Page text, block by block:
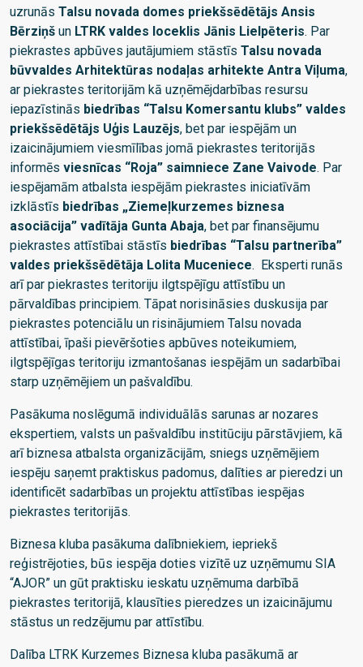
uzrunās Talsu novada domes priekšsēdētājs Ansis
Bērziņš un LTRK valdes loceklis Jānis Lielpēteris. Par
piekrastes apbūves jautājumiem stāstīs Talsu novada
būvvaldes Arhitektūras nodaļas arhitekte Antra Viļuma,
ar piekrastes teritorijām kā uzņēmējdarbības resursu
iepazīstinās biedrības “Talsu Komersantu klubs” valdes
priekšsēdētājs Uģis Lauzējs, bet par iespējām un
izaicinājumiem viesmīlības jomā piekrastes teritorijās
informēs viesnīcas “Roja” saimniece Zane Vaivode. Par
iespējamām atbalsta iespējām piekrastes iniciatīvām
izklāstīs biedrības „Ziemeļkurzemes biznesa
asociācija” vadītāja Gunta Abaja, bet par finansējumu
piekrastes attīstībai stāstīs biedrības “Talsu partnerība”
valdes priekšsēdētāja Lolita Muceniece. Eksperti runās
arī par piekrastes teritoriju ilgtspējīgu attīstību un
pārvaldības principiem. Tāpat norisināsies duskusija par
piekrastes potenciālu un risinājumiem Talsu novada
attīstībai, īpaši pievēršoties apbūves noteikumiem,
ilgtspējīgas teritoriju izmantošanas iespējām un sadarbībai
starp uzņēmējiem un pašvaldību.
Pasākuma noslēgumā individuālās sarunas ar nozares
ekspertiem, valsts un pašvaldību institūciju pārstāvjiem, kā
arī biznesa atbalsta organizācijām, sniegs uzņēmējiem
iespēju saņemt praktiskus padomus, dalīties ar pieredzi un
identificēt sadarbības un projektu attīstības iespējas
piekrastes teritorijās.
Biznesa kluba pasākuma dalībniekiem, iepriekš
reģistrējoties, būs iespēja doties vizītē uz uzņēmumu SIA
“AJOR” un gūt praktisku ieskatu uzņēmuma darbībā
piekrastes teritorijā, klausīties pieredzes un izaicinājumu
stāstus un redzējumu par attīstību.
Dalība LTRK Kurzemes Biznesa kluba pasākumā ar